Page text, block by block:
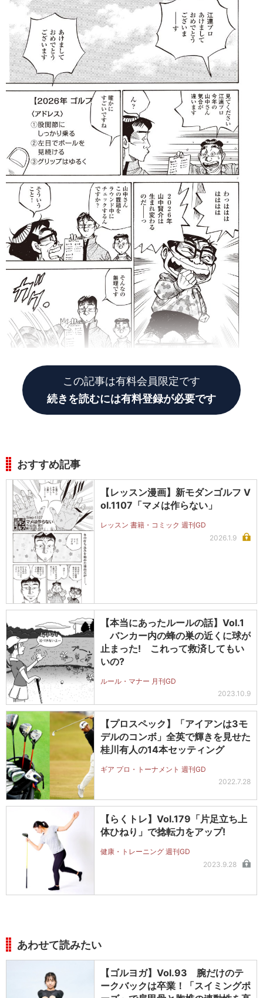
この記事は有料会員限定です
続きを読むには有料登録が必要です
おすすめ記事
【レッスン漫画】新モダンゴルフ V
ol.1107「マメは作らない」
レッスン 書籍・コミック 週刊GD
2026.1.9
【本当にあったルールの話】Vol.1
バンカー内の蜂の巣の近くに球が
止まった! これって救済してもい
いの?
ルール・マナー 月刊GD
2023.10.9
【プロスペック】「アイアンは3モ
デルのコンボ」全英で輝きを見せた
桂川有人の14本セッティング
ギア プロ・トーナメント 週刊GD
2022.7.28
【らくトレ】Vol.179「片足立ち上
体ひねり」で捻転力をアップ!
健康・トレーニング 週刊GD
2023.9.28
あわせて読みたい
【ゴルヨガ】Vol.93 腕だけのテ
ークバックは卒業！「スイミングポ